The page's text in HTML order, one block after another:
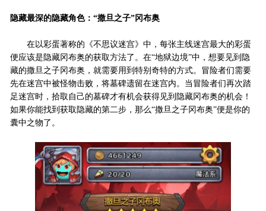
隐藏最深的隐藏角色：“撒旦之子”冈布奥
在以彩蛋著称的《不思议迷宫》中，每张主线迷宫最大的彩蛋
便应该是隐藏冈布奥的获取方法了。在“地狱边境”中，想要见到隐
藏的撒旦之子冈布奥，就需要用到特别奇特的方式。冒险者们需要
先在迷宫中被怪物击败，将墓碑遗留在迷宫内。当冒险者们再次踏
足迷宫时，拾取自己的墓碑才有机会获得见到隐藏冈布奥的机会！
如果你能找到获取隐藏的第二步，那么“撒旦之子冈布奥”便是你的
囊中之物了。